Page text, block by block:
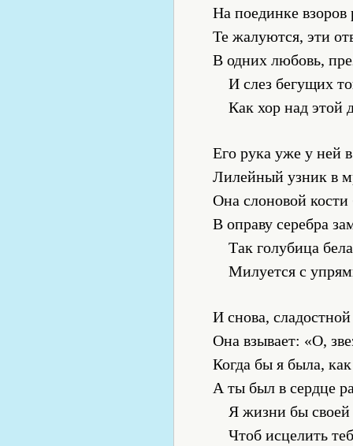
На поединке взоров
Те жалуются, эти
В одних любовь,
И слез бегущих
Как хор над этой
Его рука уже у ней
Лилейный узник в
Она слоновой кости
В оправу серебра
Так голубица
Милуется с
И снова,
Она взывает: «О,
Когда бы я была,
А ты был в сердце
Я жизни бы
Чтоб исцелить